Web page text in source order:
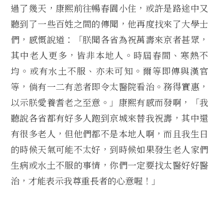
過了幾天，康熙前往暢春園小住，或許是路途中又
聽到了一些百姓之間的傳聞，他再度找來了大學士
們，感慨說道：「朕聞各省為祝萬壽來京者甚眾，
其中老人更多，皆非本地人。時屆春間、寒熱不
均。或有水土不服、亦未可知。爾等即傳與漢官
等，倘有一二有恙者即令太醫院看治。務得實惠，
以示朕愛養耆老之至意。」康熙有感而發啊，「我
聽說各省都有好多人跑到京城來替我祝壽，其中還
有很多老人，但他們都不是本地人啊，而且我生日
的時候天氣可能不太好，到時候如果發生老人家們
生病或水土不服的事情，你們一定要找太醫好好醫
治，才能表示我尊重長者的心意喔！」